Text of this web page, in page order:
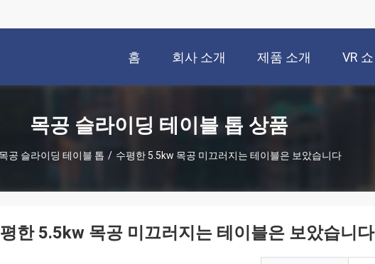
홈 회사 소개 제품 소개 VR 쇼
목공 슬라이딩 테이블 톱 상품
공 슬라이딩 테이블 톱 / 수평한 5.5kw 목공 미끄러지는 테이블은 보았습니다
한 5.5kw 목공 미끄러지는 테이블은 보았습니다